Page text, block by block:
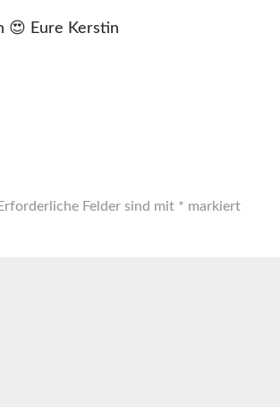
😍 Eure Kerstin
Erforderliche Felder sind mit * markiert